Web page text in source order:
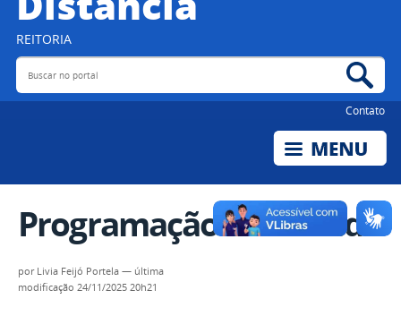
REITORIA
Buscar no portal
Contato
Programação atualizada
por Livia Feijó Portela — última
modificação 24/11/2025 20h21